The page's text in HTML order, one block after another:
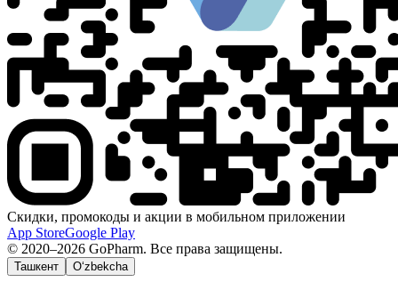
Скидки, промокоды и акции в мобильном приложении
App StoreGoogle Play
© 2020–2026 GoPharm. Все права защищены.
Ташкент O‘zbekcha